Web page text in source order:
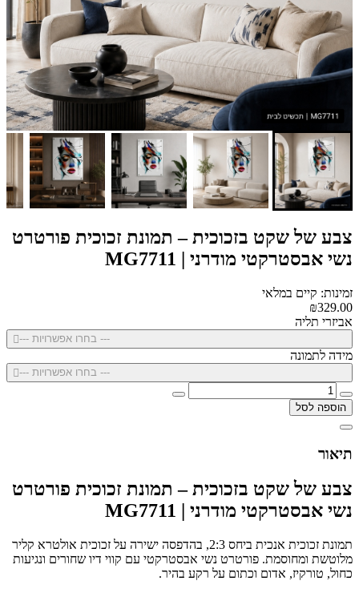
צבע של שקט בזכוכית – תמונת זכוכית פורטרט
נשי אבסטרקטי מודרני | MG7711
זמינות: קיים במלאי
₪329.00
אביזרי תליה
--- בחרו אפשרויות ---
מידה לתמונה
--- בחרו אפשרויות ---
הוספה לסל
תיאור
צבע של שקט בזכוכית – תמונת זכוכית פורטרט
נשי אבסטרקטי מודרני | MG7711
תמונת זכוכית אנכית ביחס 2:3, בהדפסה ישירה על זכוכית אולטרא קליר
מלוטשת ומחוסמת. פורטרט נשי אבסטרקטי עם קווי דיו שחורים ונגיעות
כחול, טורקיז, אדום וכתום על רקע בהיר.